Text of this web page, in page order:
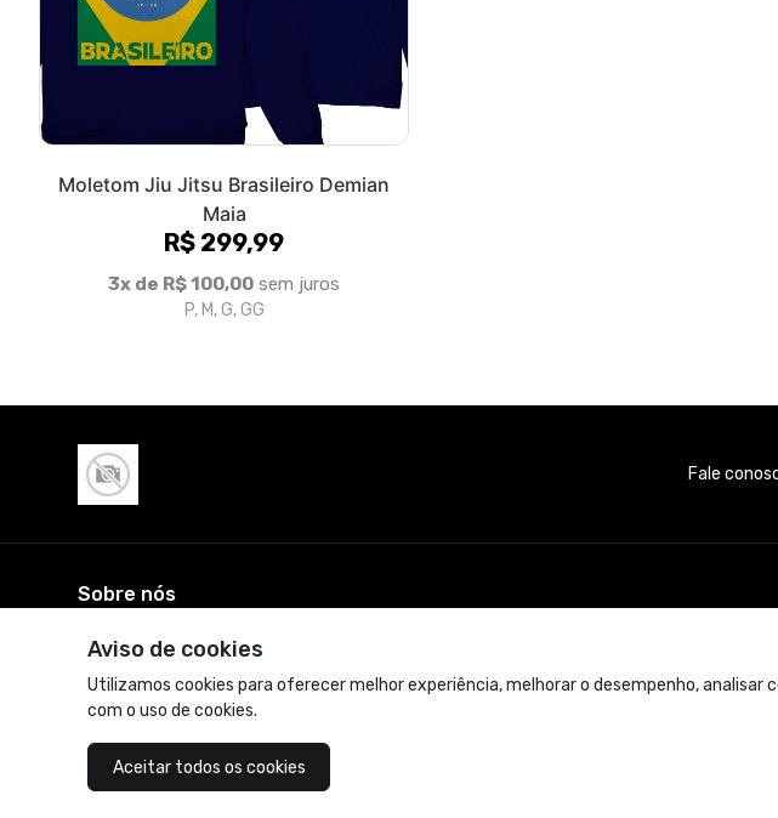
Moletom Jiu Jitsu Brasileiro Demian
Maia
R$ 299,99
3x de R$ 100,00 sem juros
P, M, G, GG
Aviso de cookies
Utilizamos cookies para oferecer melhor experiência, melhorar o desempenho,
com o uso de cookies.
Aceitar todos os cookies
Fale
Sobre nós
© Dados do vendedor: CNPJ 38.756.316/0001-80
Acompanhe-nos: